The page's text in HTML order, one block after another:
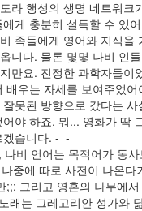
라 행성의 생명 네트워크
게 충분히 설득할 수 있
족들에게 영어와 지식을
니다. 물론 몇몇 나비 인
만요. 진정한 과학자들이
배우는 자세를 보여주었어
못된 방향으로 갔다는 사
야 하죠. 뭐... 영화가 딱
습니다. -_-
나비 언어는 목적어가 동
중에 따로 사전이 나온다
;;; 그리고 영혼의 나무에
래는 그레고리안 성가와